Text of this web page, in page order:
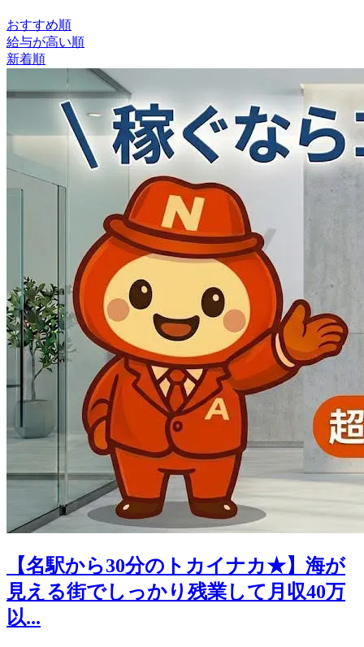
おすすめ順
給与が高い順
新着順
【名駅から30分のトカイナカ★】海が
見える街でしっかり残業して月収40万
以...